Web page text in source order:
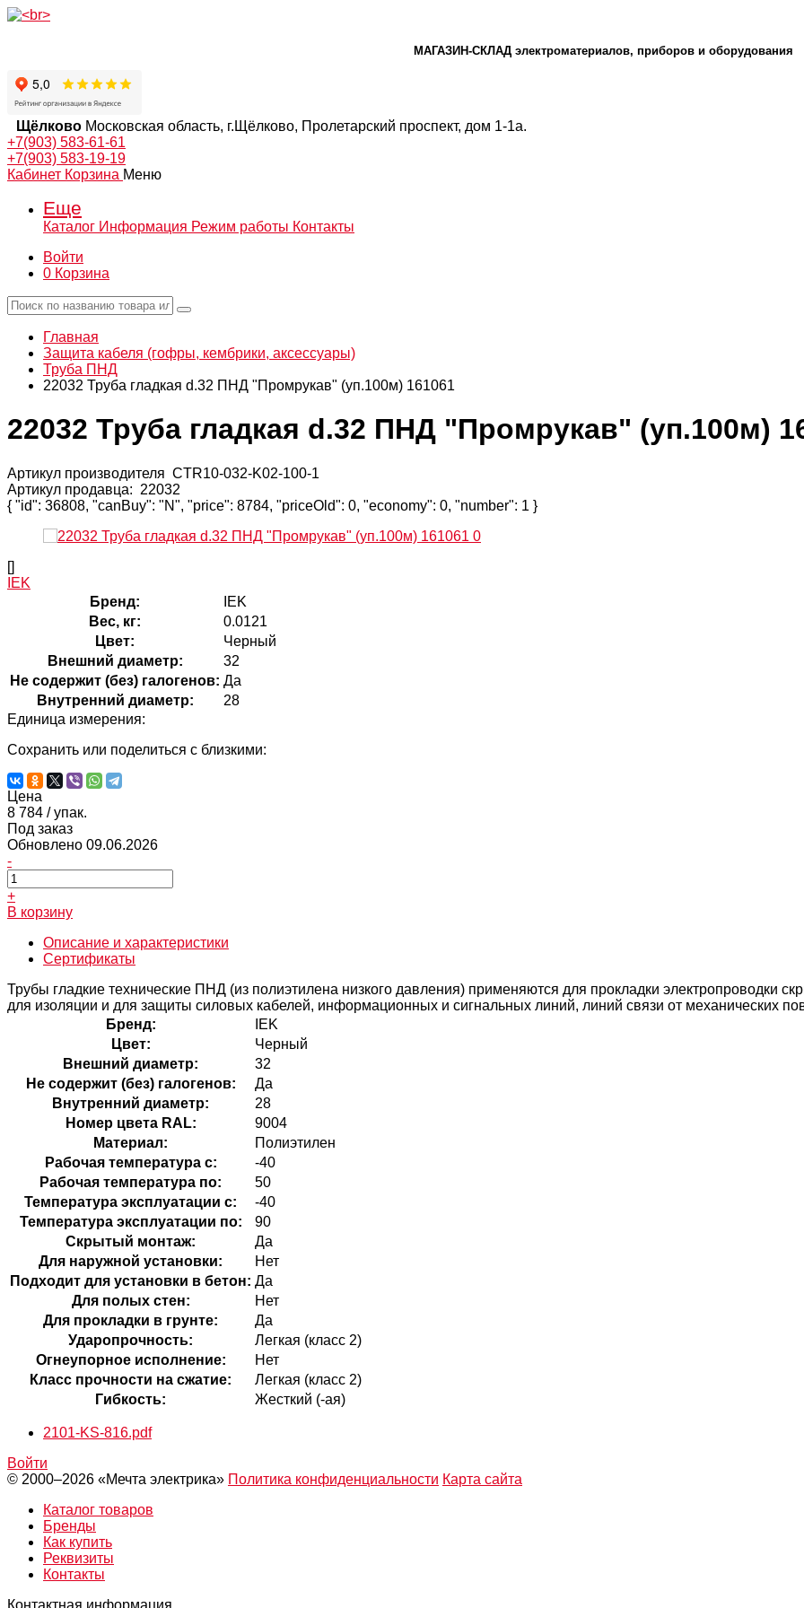
МАГАЗИН-СКЛАД электроматериалов, приборов и оборудования
Щёлково Московская область, г.Щёлково, Пролетарский проспект, дом 1‑1а.
+7(903) 583-61-61
+7(903) 583-19-19
Кабинет Корзина Меню
Еще
Каталог Информация Режим работы Контакты
Войти
0 Корзина
Главная
Защита кабеля (гофры, кембрики, аксессуары)
Труба ПНД
22032 Труба гладкая d.32 ПНД "Промрукав" (уп.100м) 161061
22032 Труба гладкая d.32 ПНД "Промрукав" (уп.100м)
Артикул производителя CTR10-032-K02-100-1
Артикул продавца: 22032
{ "id": 36808, "canBuy": "N", "price": 8784, "priceOld": 0, "economy": 0, "number": 1 }
[]
IEK
Бренд:
IEK
Вес, кг:
0.0121
Цвет:
Черный
Внешний диаметр:
32
Не содержит (без) галогенов: Да
Внутренний диаметр:
28
Единица измерения:
Сохранить или поделиться с близкими:
Цена
8 784 / упак.
Под заказ
Обновлено 09.06.2026
-
+
В корзину
Описание и характеристики
Сертификаты
Трубы гладкие технические ПНД (из полиэтилена низкого давления) применяются для прокладки электропроводки
для изоляции и для защиты силовых кабелей, информационных и сигнальных линий, линий связи от механических
Бренд:
IEK
Цвет:
Черный
Внешний диаметр:
32
Не содержит (без) галогенов:
Да
Внутренний диаметр:
28
Номер цвета RAL:
9004
Материал:
Полиэтилен
Рабочая температура с:
-40
Рабочая температура по:
50
Температура эксплуатации с:
-40
Температура эксплуатации по:
90
Скрытый монтаж:
Да
Для наружной установки:
Нет
Подходит для установки в бетон: Да
Для полых стен:
Нет
Для прокладки в грунте:
Да
Ударопрочность:
Легкая (класс 2)
Огнеупорное исполнение:
Нет
Класс прочности на сжатие:
Легкая (класс 2)
Гибкость:
Жесткий (-ая)
2101-KS-816.pdf
Войти
© 2000–2026 «Мечта электрика» Политика конфиденциальности Карта сайта
Каталог товаров
Бренды
Как купить
Реквизиты
Контакты
Контактная информация